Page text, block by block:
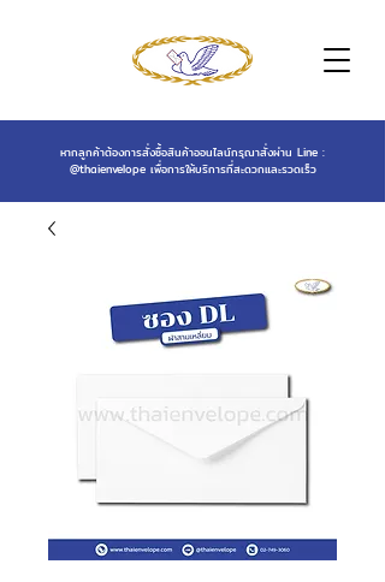
หากลูกค้าต้องการสั่งซื้อสินค้าออนไลน์กรุณาสั่งผ่าน Line :
@thaienvelopeเพื่อการให้บริการที่สะดวกและรวดเร็ว